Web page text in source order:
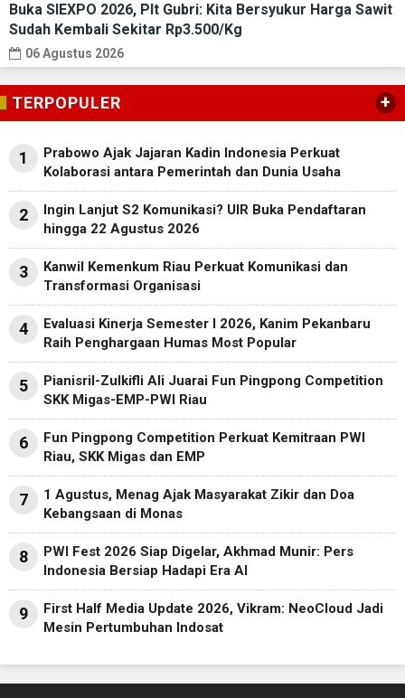
Buka SIEXPO 2026, Plt Gubri: Kita Bersyukur Harga Sawit
Sudah Kembali Sekitar Rp3.500/Kg
06 Agustus 2026
TERPOPULER +
1
Prabowo Ajak Jajaran Kadin Indonesia Perkuat
Kolaborasi antara Pemerintah dan Dunia Usaha
2
Ingin Lanjut S2 Komunikasi? UIR Buka Pendaftaran
hingga 22 Agustus 2026
3
Kanwil Kemenkum Riau Perkuat Komunikasi dan
Transformasi Organisasi
4
Evaluasi Kinerja Semester I 2026, Kanim Pekanbaru
Raih Penghargaan Humas Most Popular
5
Pianisril-Zulkifli Ali Juarai Fun Pingpong Competition
SKK Migas-EMP-PWI Riau
6
Fun Pingpong Competition Perkuat Kemitraan PWI
Riau, SKK Migas dan EMP
7
1 Agustus, Menag Ajak Masyarakat Zikir dan Doa
Kebangsaan di Monas
8
PWI Fest 2026 Siap Digelar, Akhmad Munir: Pers
Indonesia Bersiap Hadapi Era AI
9
First Half Media Update 2026, Vikram: NeoCloud Jadi
Mesin Pertumbuhan Indosat